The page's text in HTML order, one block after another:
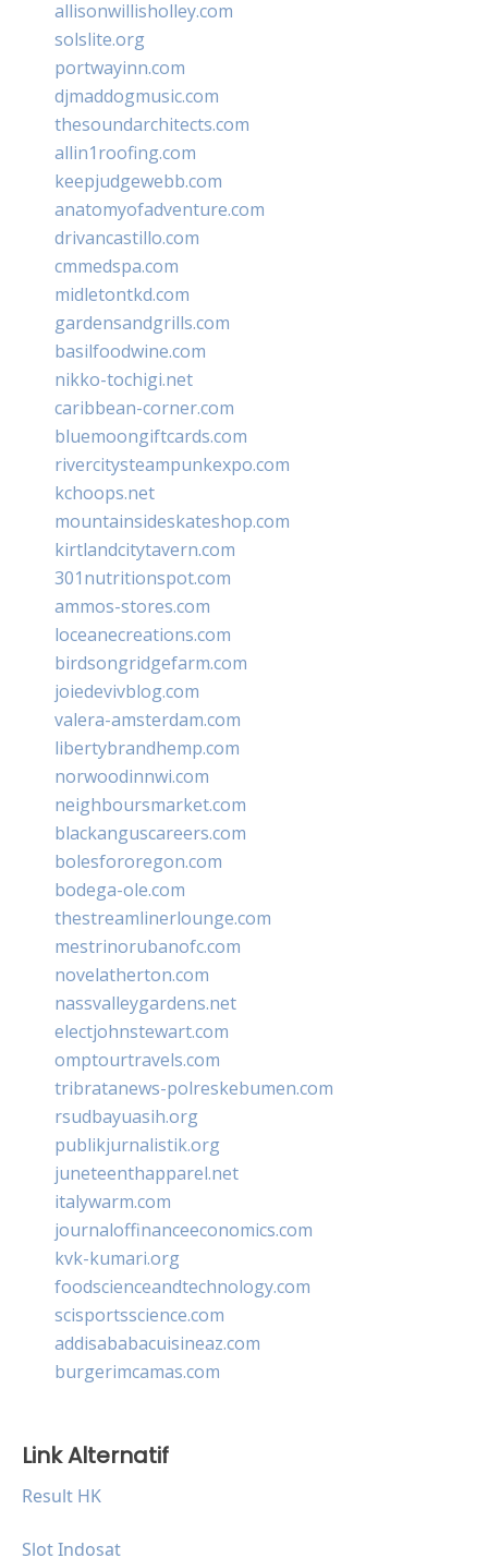
allisonwillisholley.com
solslite.org
portwayinn.com
djmaddogmusic.com
thesoundarchitects.com
allin1roofing.com
keepjudgewebb.com
anatomyofadventure.com
drivancastillo.com
cmmedspa.com
midletontkd.com
gardensandgrills.com
basilfoodwine.com
nikko-tochigi.net
caribbean-corner.com
bluemoongiftcards.com
rivercitysteampunkexpo.com
kchoops.net
mountainsideskateshop.com
kirtlandcitytavern.com
301nutritionspot.com
ammos-stores.com
loceanecreations.com
birdsongridgefarm.com
joiedevivblog.com
valera-amsterdam.com
libertybrandhemp.com
norwoodinnwi.com
neighboursmarket.com
blackanguscareers.com
bolesfororegon.com
bodega-ole.com
thestreamlinerlounge.com
mestrinorubanofc.com
novelatherton.com
nassvalleygardens.net
electjohnstewart.com
omptourtravels.com
tribratanews-polreskebumen.com
rsudbayuasih.org
publikjurnalistik.org
juneteenthapparel.net
italywarm.com
journaloffinanceeconomics.com
kvk-kumari.org
foodscienceandtechnology.com
scisportsscience.com
addisababacuisineaz.com
burgerimcamas.com
Link Alternatif
Result HK
Slot Indosat